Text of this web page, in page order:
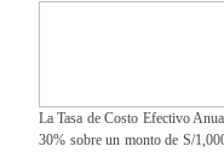
La Tasa de Costo Efectivo
30% sobre un monto de S/